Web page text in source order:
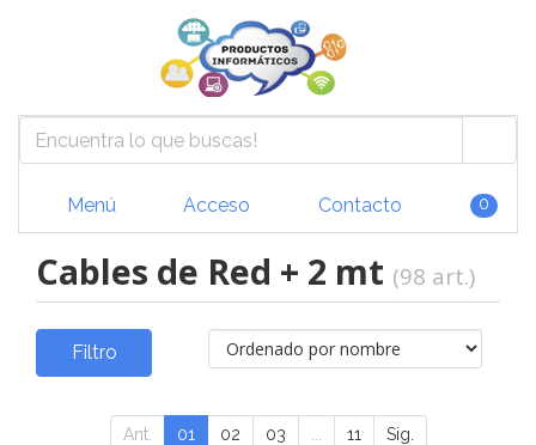
Menú Acceso Contacto 0
Cables de Red + 2 mt (98 art.)
Filtro
Ant. 01 02 03 11 Sig.